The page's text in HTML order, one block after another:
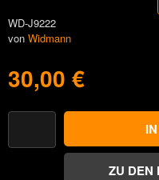
WD-J9222
von Widmann
30,00 €